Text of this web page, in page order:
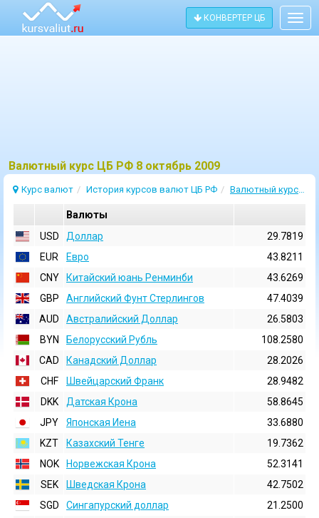
КОНВЕРТЕР ЦБ
Bалютный курс ЦБ РФ 8 октябрь 2009
Курс валют История курсов валют ЦБ РФ Валютный курс 8 Октябрь 2009
Валюты
USD
Доллар
29.7819
EUR
Евро
43.8211
CNY
Китайский юань Ренминби
43.6269
GBP
Английский Фунт Стерлингов
47.4039
AUD
Австралийский Доллар
26.5803
BYN
Белорусский Рубль
108.2580
CAD
Канадский Доллар
28.2026
CHF
Швейцарский Франк
28.9482
DKK
Датская Крона
58.8645
JPY
Японская Иена
33.6880
KZT
Казахский Тенге
19.7362
NOK
Норвежская Крона
52.3141
SEK
Шведская Крона
42.7502
SGD
Сингапурский доллар
21.2500